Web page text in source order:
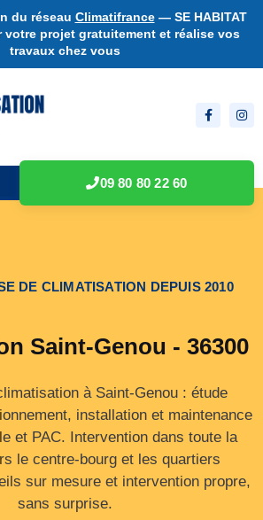
du réseau Climatifrance— SE HABITAT
projet gratuitement et réalise vos
travaux chez vous
09 80 80 22 60
DE CLIMATISATION DEPUIS 2010
Saint-Genou - 36300
à Saint-Genou : étude
installation et maintenance
et PAC. Intervention dans toute la
le centre‑bourg et les quartiers
sur mesure et intervention propre,
sans surprise.